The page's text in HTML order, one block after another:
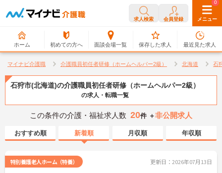
求人検索 会員登録 メニュー
ホーム 初めての方へ 面談会場一覧
0
保存した求人
0
最近見た求人
マイナビ介護職 介護職員初任者研修（ホームヘルパー2級） 北海道 石
石狩市(北海道)の介護職員初任者研修（ホームヘルパー2級）
の求人・転職一覧
この条件の介護・福祉求人数 20件 ＋非公開求人
おすすめ順 新着順 月収順 年収順
特別養護老人ホーム（特養） 更新日：2026年07月13日